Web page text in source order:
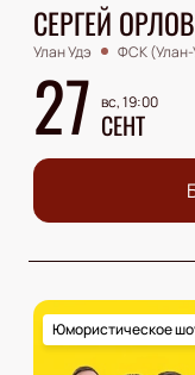
СЕРГЕЙ
Улан Удэ ФСК (Улан-
27 вс, 19:00
СЕНТ
Юмористическое